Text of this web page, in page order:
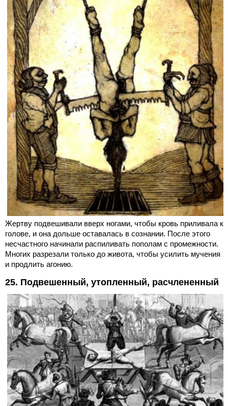
Жертву подвешивали вверх ногами, чтобы кровь приливала к
голове, и она дольше оставалась в сознании. После этого
несчастного начинали распиливать пополам с промежности.
Многих разрезали только до живота, чтобы усилить мучения
и продлить агонию.
25. Подвешенный, утопленный, расчлененный